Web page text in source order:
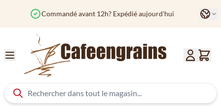
Commandé avant 12h? Expédié aujourd'hui